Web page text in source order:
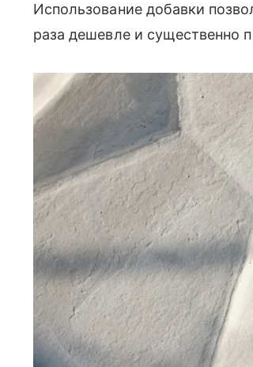
Использование добавки
раза дешевле и существенно